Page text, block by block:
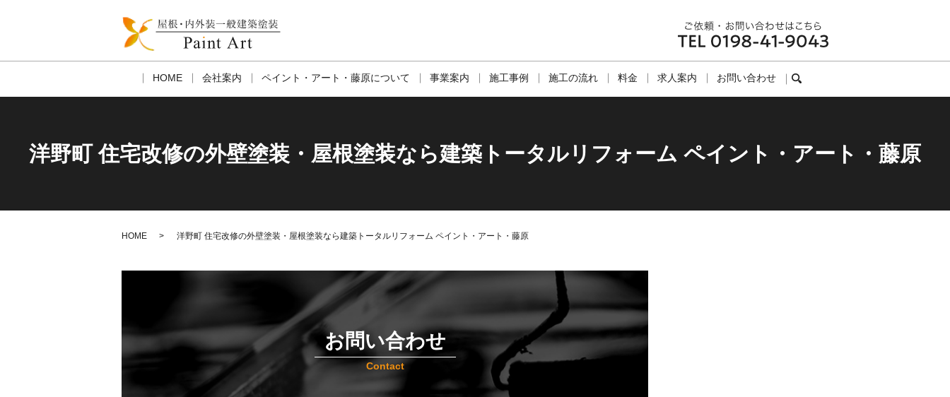
HOME 会社案内 ペイント・アート・藤原について 事業案内 施工事例 施工の流れ 料金 求人案内 お問い合わせ search
洋野町 住宅改修の外壁塗装・屋根塗装なら建築トータルリフォーム ペイント・アート・藤原
HOME 洋野町 住宅改修の外壁塗装・屋根塗装なら建築トータルリフォーム ペイント・アート・藤原
お問い合わせ
Contact